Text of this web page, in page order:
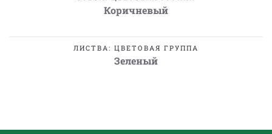
Коричневый
ЛИСТВА: ЦВЕТОВАЯ ГРУППА
Зеленый